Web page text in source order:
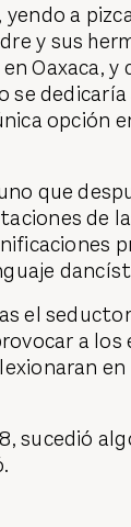
a
y sus
Oaxaca,
opción
que
de
el
a los
sucedió